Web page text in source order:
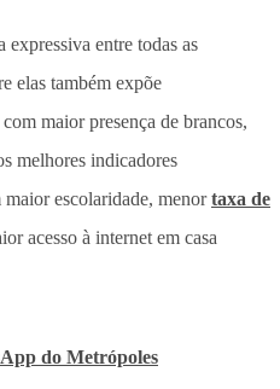
expressiva entre todas as
elas também expõe
maior presença de brancos,
melhores indicadores
escolaridade, menortaxa de
acesso à internet em casa
do Metrópoles